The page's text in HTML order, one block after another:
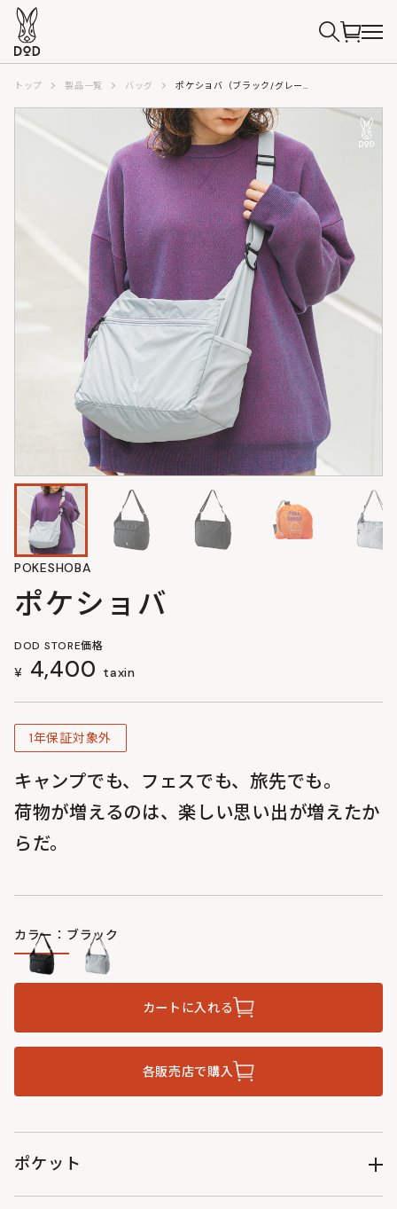
トップ 製品一覧 バッグ ポケショバ（ブラック/グレー） BA131-BK/GY
POKESHOBA
ポケショバ
DOD STORE価格
¥ 4,400 taxin
1年保証対象外
キャンプでも、フェスでも、旅先でも。
荷物が増えるのは、楽しい思い出が増えたか
らだ。
カラー：ブラック
カートに入れる
各販売店で購入
ポケット
内側：1ヶ所